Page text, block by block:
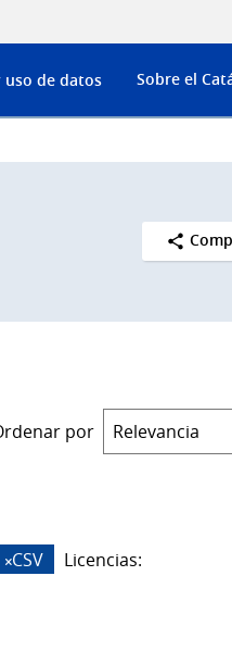
uso de datos Sobre el
por
CSV
Licencias: